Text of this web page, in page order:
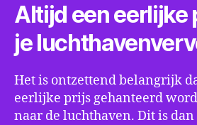
Altijd een eerlijke
je
Het is ontzettend belangrijk
eerlijke prijs gehanteerd
naar de luchthaven. Dit is